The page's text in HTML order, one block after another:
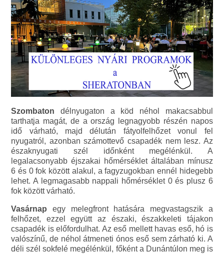
Szombaton délnyugaton a köd néhol makacsabbul
tarthatja magát, de a ország legnagyobb részén napos
idő várható, majd délután fátyolfelhőzet vonul fel
nyugatról, azonban számottevő csapadék nem lesz. Az
északnyugati szél időnként megélénkül. A
legalacsonyabb éjszakai hőmérséklet általában mínusz
6 és 0 fok között alakul, a fagyzugokban ennél hidegebb
lehet. A legmagasabb nappali hőmérséklet 0 és plusz 6
fok között várható.
Vasárnap egy melegfront hatására megvastagszik a
felhőzet, ezzel együtt az északi, északkeleti tájakon
csapadék is előfordulhat. Az eső mellett havas eső, hó is
valószínű, de néhol átmeneti ónos eső sem zárható ki. A
déli szél sokfelé megélénkül, főként a Dunántúlon meg is